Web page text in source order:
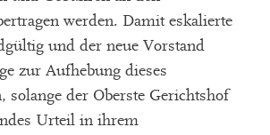
werden. Damit eskalierte
und der neue Vorstand
zur Aufhebung dieses
solange der Oberste Gerichtshof
Urteil in ihrem